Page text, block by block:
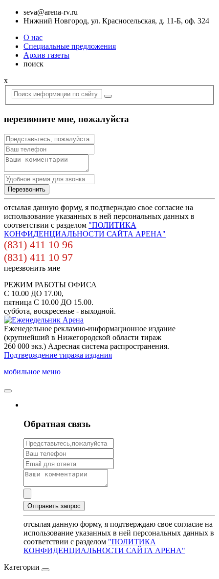
seva@arena-rv.ru
Нижний Новгород, ул. Красносельская, д. 11-Б, оф. 324
О нас
Специальные предложения
Архив газеты
поиск
x
перезвоните мне, пожалуйста
отсылая данную форму, я подтверждаю свое согласие на
использование указанных в ней персональных данных в
соответствии с разделом "ПОЛИТИКА
КОНФИДЕНЦИАЛЬНОСТИ САЙТА АРЕНА"
(831) 411 10 96
(831) 411 10 97
перезвонить мне
РЕЖИМ РАБОТЫ ОФИСА
С 10.00 ДО 17.00,
пятница С 10.00 ДО 15.00.
суббота, воскресенье - выходной.
Еженедельное рекламно-информационное издание
(крупнейший в Нижегородской области тираж
260 000 экз.) Адресная система распространения.
Подтверждение тиража издания
мобильное меню
Обратная связь
отсылая данную форму, я подтверждаю свое согласие на
использование указанных в ней персональных данных в
соответствии с разделом "ПОЛИТИКА
КОНФИДЕНЦИАЛЬНОСТИ САЙТА АРЕНА"
Категории